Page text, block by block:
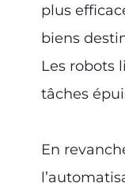
plus
biens
Les robots
tâches
En